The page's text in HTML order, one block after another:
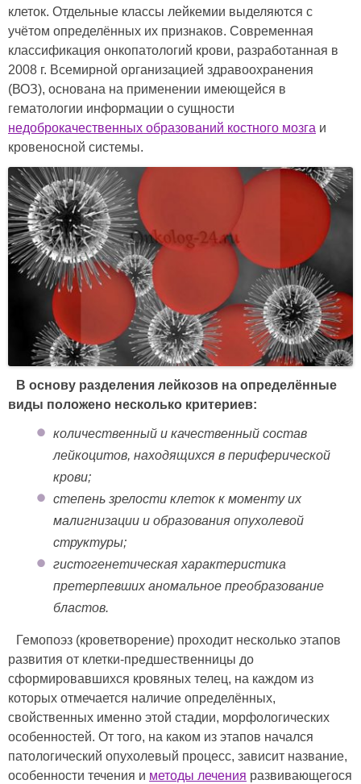
клеток. Отдельные классы лейкемии выделяются с
учётом определённых их признаков. Современная
классификация онкопатологий крови, разработанная в
2008 г. Всемирной организацией здравоохранения
(ВОЗ), основана на применении имеющейся в
гематологии информации о сущности
недоброкачественных образований костного мозга и
кровеносной системы.
В основу разделения лейкозов на определённые
виды положено несколько критериев:
количественный и качественный состав
лейкоцитов, находящихся в периферической
крови;
степень зрелости клеток к моменту их
малигнизации и образования опухолевой
структуры;
гистогенетическая характеристика
претерпевших аномальное преобразование
бластов.
Гемопоэз (кроветворение) проходит несколько этапов
развития от клетки-предшественницы до
сформировавшихся кровяных телец, на каждом из
которых отмечается наличие определённых,
свойственных именно этой стадии, морфологических
особенностей. От того, на каком из этапов начался
патологический опухолевый процесс, зависит название,
особенности течения и методы лечения развивающегося